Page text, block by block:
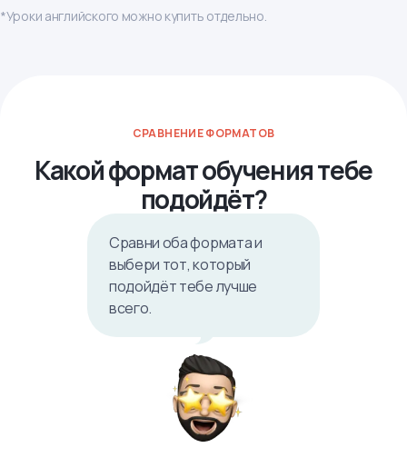
*Уроки английского можно купить отдельно.
СРАВНЕНИЕ ФОРМАТОВ
Какой формат обучения тебе
подойдёт?
Сравни оба формата и
выбери тот, который
подойдёт тебе лучше
всего.